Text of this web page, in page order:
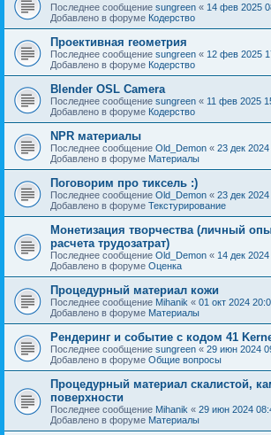
Последнее сообщение sungreen « 14 фев 2025
Добавлено в форуме Кодерство
Проективная геометрия
Последнее сообщение sungreen « 12 фев 2025
Добавлено в форуме Кодерство
Blender OSL Camera
Последнее сообщение sungreen « 11 фев 2025
Добавлено в форуме Кодерство
NPR материалы
Последнее сообщение Old_Demon « 23 дек
Добавлено в форуме Материалы
Поговорим про тиксель :)
Последнее сообщение Old_Demon « 23 дек
Добавлено в форуме Текстурирование
Монетизация творчества (личный
расчета трудозатрат)
Последнее сообщение Old_Demon « 14 дек
Добавлено в форуме Оценка
Процедурный материал кожи
Последнее сообщение Mihanik « 01 окт 2024
Добавлено в форуме Материалы
Рендеринг и событие с кодом 41
Последнее сообщение sungreen « 29 июн 2024
Добавлено в форуме Общие вопросы
Процедурный материал скалистой,
поверхности
Последнее сообщение Mihanik « 29 июн 2024
Добавлено в форуме Материалы